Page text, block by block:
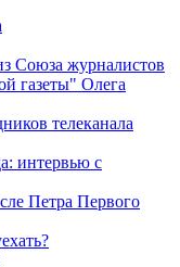
Союза журналистов
газеты" Олега
телеканала
интервью с
Петра Первого